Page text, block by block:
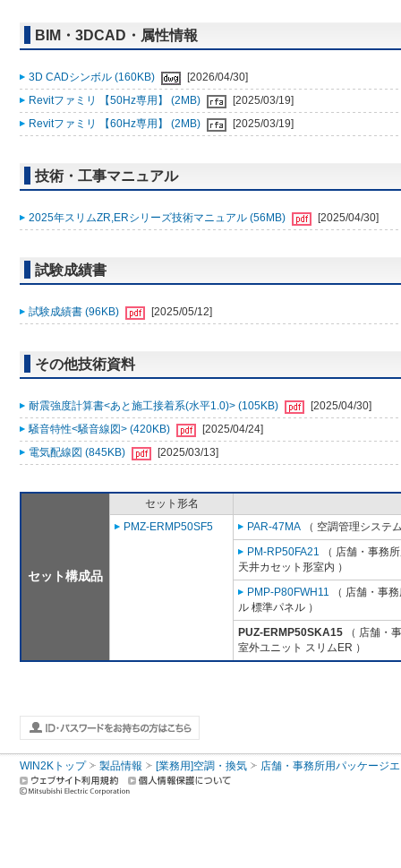
BIM・3DCAD・属性情報
3D CADシンボル (160KB)
[2026/04/30]
Revitファミリ 【50Hz専用】 (2MB)
[2025/03/19]
Revitファミリ 【60Hz専用】 (2MB)
[2025/03/19]
技術・工事マニュアル
2025年スリムZR,ERシリーズ技術マニュアル (56MB) [2025/04/30]
試験成績書
試験成績書 (96KB) [2025/05/12]
その他技術資料
耐震強度計算書<あと施工接着系(水平1.0)> (105KB)
[2025/04/30]
騒音特性<騒音線図> (420KB)
[2025/04/24]
電気配線図 (845KB)
[2025/03/13]
セット構成品
セット形名
PMZ-ERMP50SF5
PAR-47MA （ 空調管理システ
PM-RP50FA21 （ 店舗・事務
天井カセット形室内 ）
PMP-P80FWH11 （ 店舗・事
ル 標準パネル ）
PUZ-ERMP50SKA15 （ 店舗・
室外ユニット スリムER ）
WIN2Kトップ 製品情報 [業務用]空調・換気 店舗・事務所用パッケージ